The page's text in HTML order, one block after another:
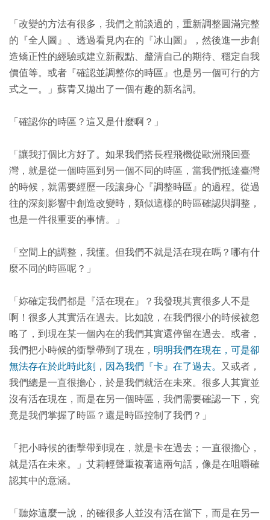
「改變的方法有很多，我們之前談過的，重新調整圓滿完整
的『全人圖』、透過看見內在的『冰山圖』，然後進一步創
造矯正性的經驗或建立新觀點、釐清自己的期待、穩定自我
價值等。或者『確認並調整你的時區』也是另一個可行的方
式之一。」蘇青又拋出了一個有趣的新名詞。
「 確認你的時區 ？這又是什麼啊？」
「讓我打個比方好了。如果我們搭長程飛機從歐洲飛回臺
灣，就是從一個時區到另一個不同的時區，當我們抵達臺灣
的時候，就需要經歷一段讓身心『調整時區』的過程。從過
往的深刻影響中創造改變時，類似這樣的時區確認與調整，
也是一件很重要的事情。」
「空間上的調整，我懂。但我們不就是活在現在嗎？哪有什
麼不同的時區呢？」
「妳確定我們都是『活在現在』？我發現其實很多人不是
啊！很多人其實活在過去。比如說，在我們很小的時候被忽
略了，到現在某一個內在的我們其實還停留在過去。或者，
我們把小時候的衝擊帶到了現在， 明明我們在現在，可是卻
無法存在於此時此刻，因為我們『卡』在了過去。 又或者，
我們總是一直很擔心，於是我們就活在未來。很多人其實並
沒有活在現在，而是在另一個時區，我們需要確認一下，究
竟是我們掌握了時區？還是時區控制了我們？」
「 把小時候的衝擊帶到現在，就是卡在過去；一直很擔心，
就是活在未來。
」艾莉輕聲重複著這兩句話，像是在咀嚼確
認其中的意涵。
「聽妳這麼一說，的確很多人並沒有活在當下，而是在另一